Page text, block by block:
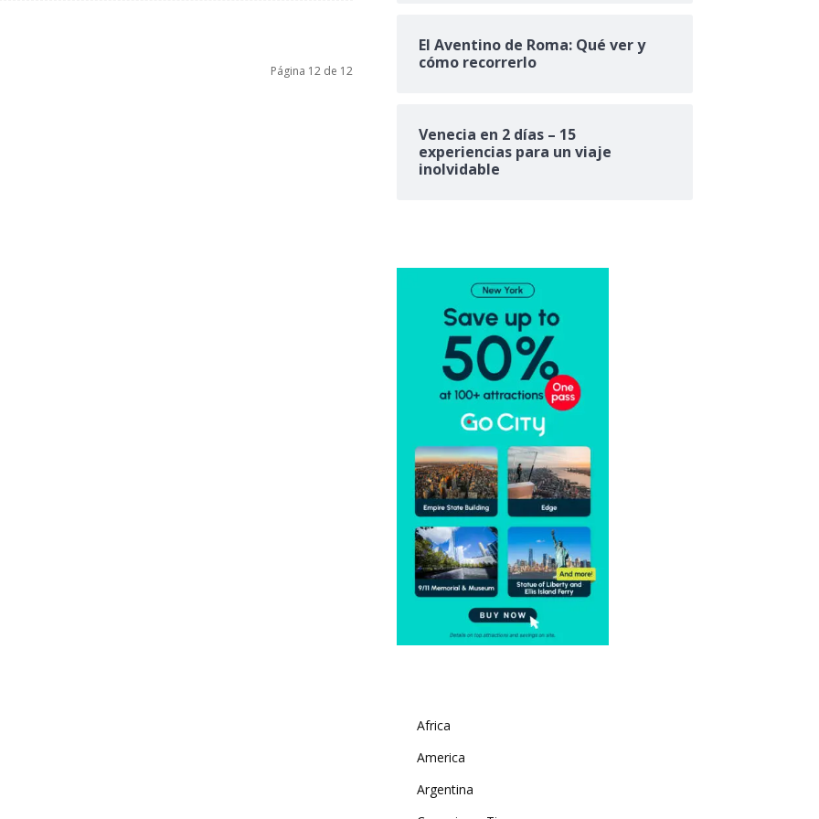
Página 12 de 12
El Aventino de Roma: Qué ver y
cómo recorrerlo
Venecia en 2 días – 15
experiencias para un viaje
inolvidable
Africa
America
Argentina